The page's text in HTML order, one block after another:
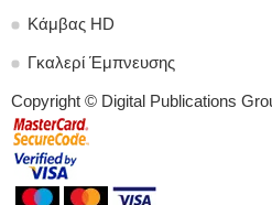
Κάμβας HD
Γκαλερί Έμπνευσης
Copyright © Digital Publications